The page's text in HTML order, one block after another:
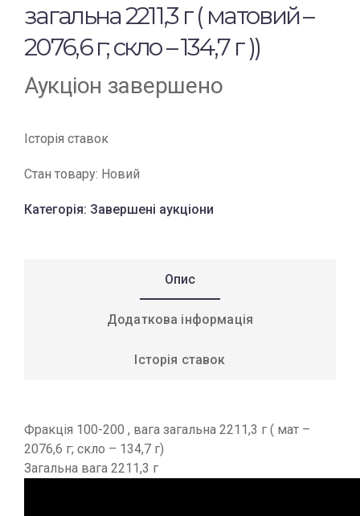
загальна 2211,3 г ( матовий –
2076,6 г; скло – 134,7 г ))
Аукціон завершено
Історія ставок
Стан товару: Новий
Категорія: Завершені аукціони
Опис
Додаткова інформація
Історія ставок
Фракція 100-200 , вага загальна 2211,3 г ( мат –
2076,6 г; скло – 134,7 г)
Загальна вага 2211,3 г